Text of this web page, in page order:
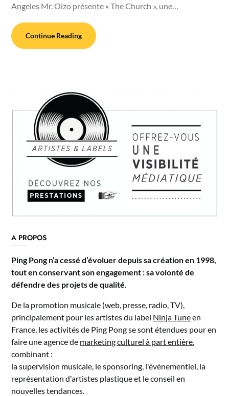
Angeles Mr. Oizo présente « The Church », une…
Continue Reading
A PROPOS
Ping Pong n’a cessé d’évoluer depuis sa création en 1998,
tout en conservant son engagement : sa volonté de
défendre des projets de qualité.
De la promotion musicale (web, presse, radio, TV),
principalement pour les artistes du label Ninja Tuneen
France, les activités de Ping Pong se sont étendues pour en
faire une agence de marketing culturel à part entière
combinant :
la supervision musicale, le sponsoring, l'évènementiel, la
représentation d'artistes plastique et le conseil en
nouvelles tendances.